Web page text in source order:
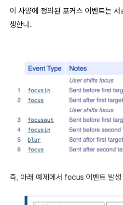
이 사양에 정의된 포커스 이벤트는
생한다.
즉, 아래 예제에서 focus 이벤트 발